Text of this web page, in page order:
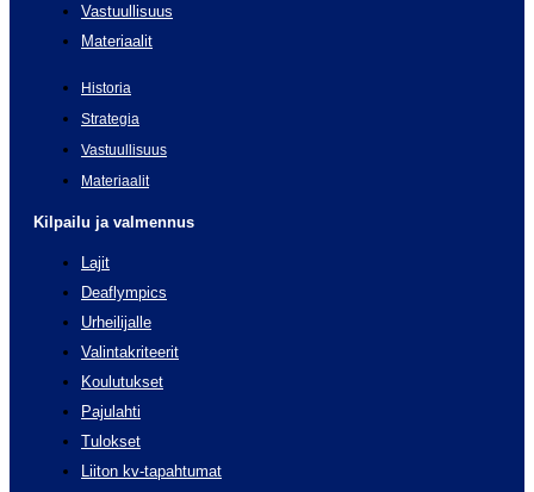
Vastuullisuus
Materiaalit
Historia
Strategia
Vastuullisuus
Materiaalit
Kilpailu ja valmennus
Lajit
Deaflympics
Urheilijalle
Valintakriteerit
Koulutukset
Pajulahti
Tulokset
Liiton kv-tapahtumat